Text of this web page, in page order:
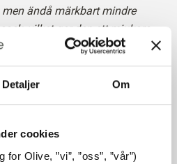
Detaljer Om
cookies
Olive, ”vi”, ”oss”, ”vår”)
ändå märkbart mindre
vilket ger den ett mjukare
får som fötts upp i Patagonien,